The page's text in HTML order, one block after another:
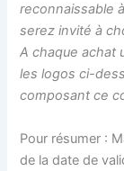
reconnaissable
serez invité à
A chaque achat
les logos ci-
composant ce
Pour résumer :
de la date de